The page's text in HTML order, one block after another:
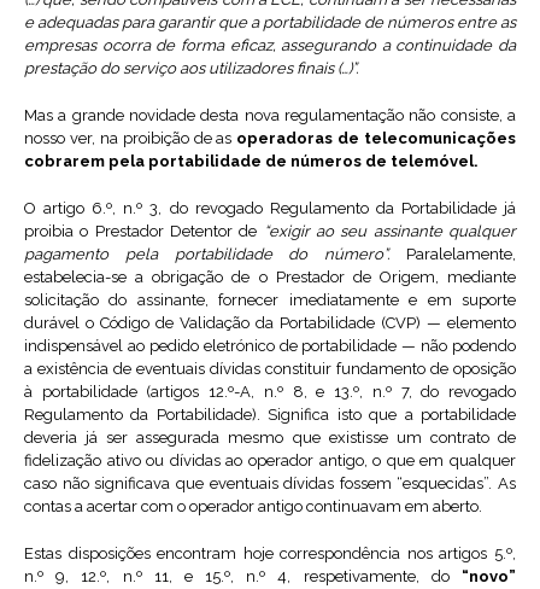
e adequadas para garantir que a portabilidade de números entre as
empresas ocorra de forma eficaz, assegurando a continuidade da
prestação do serviço aos utilizadores finais (…)”.
Mas a grande novidade desta nova regulamentação não consiste, a
nosso ver, na proibição de as operadoras de telecomunicações
cobrarem pela portabilidade de números de telemóvel.
O artigo 6.º, n.º 3, do revogado Regulamento da Portabilidade já
proibia o Prestador Detentor de “exigir ao seu assinante qualquer
pagamento pela portabilidade do número”. Paralelamente,
estabelecia-se a obrigação de o Prestador de Origem, mediante
solicitação do assinante, fornecer imediatamente e em suporte
durável o Código de Validação da Portabilidade (CVP) — elemento
indispensável ao pedido eletrónico de portabilidade — não podendo
a existência de eventuais dívidas constituir fundamento de oposição
à portabilidade (artigos 12.º-A, n.º 8, e 13.º, n.º 7, do revogado
Regulamento da Portabilidade). Significa isto que a portabilidade
deveria já ser assegurada mesmo que existisse um contrato de
fidelização ativo ou dívidas ao operador antigo, o que em qualquer
caso não significava que eventuais dívidas fossem “esquecidas”. As
contas a acertar com o operador antigo continuavam em aberto.
Estas disposições encontram hoje correspondência nos artigos 5.º,
n.º 9, 12.º, n.º 11, e 15.º, n.º 4, respetivamente, do “novo”